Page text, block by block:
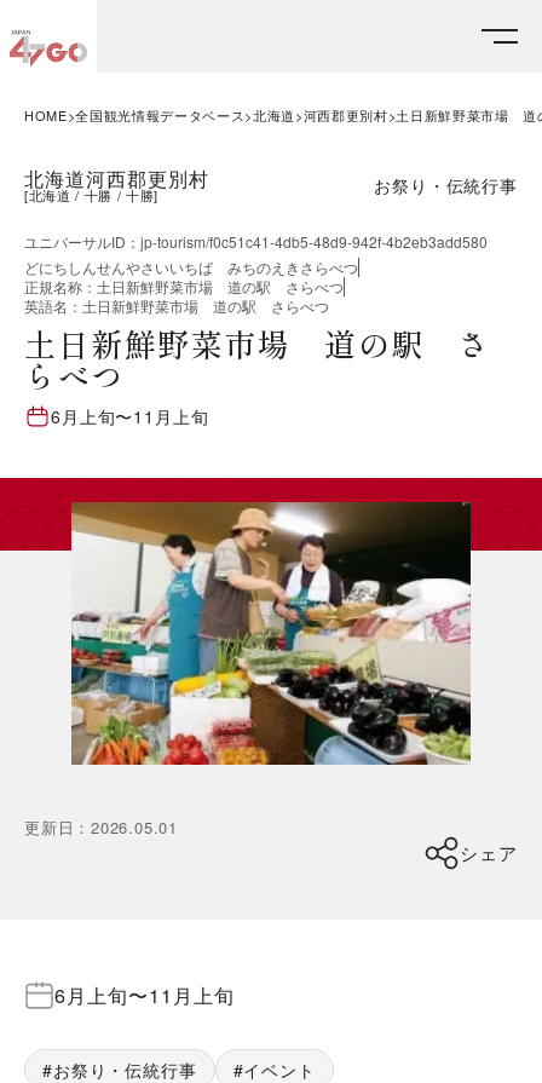
HOME 全国観光情報データベース 北海道 河西郡更別村 土日新鮮野菜市場
北海道河西郡更別村
[北海道 十勝 十勝] お祭り・伝統行事
ユニバーサルID ： jp-tourism/f0c51c41-4db5-48d9-942f-4b2eb3add580
どにちしんせんやさいいちば みちのえきさらべつ
正規名称 ： 土日新鮮野菜市場 道の駅 さらべつ
英語名 ： 土日新鮮野菜市場 道の駅 さらべつ
土日新鮮野菜市場 道の駅 さ
らべつ
6月上旬〜11月上旬
更新日 ：2026.05.01
シェア
6月上旬〜11月上旬
お祭り・伝統行事 イベント